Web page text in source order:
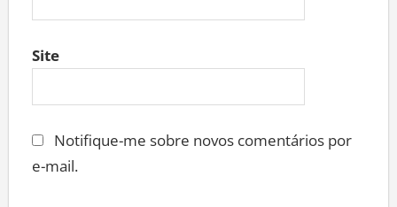
Site
Notifique-me sobre novos comentários por
e-mail.